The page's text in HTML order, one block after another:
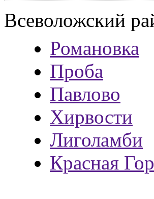
Всеволожский
Романовка
Проба
Павлово
Хирвости
Лиголамби
Красная